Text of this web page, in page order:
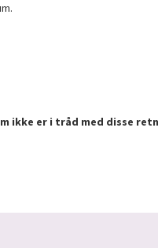
ikke er i tråd med disse